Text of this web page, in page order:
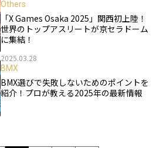
Others
「X Games Osaka 2025」関西初上陸！
世界のトップアスリートが京セラドーム
に集結！
2025.03.28
BMX
BMX選びで失敗しないためのポイントを
紹介！プロが教える2025年の最新情報